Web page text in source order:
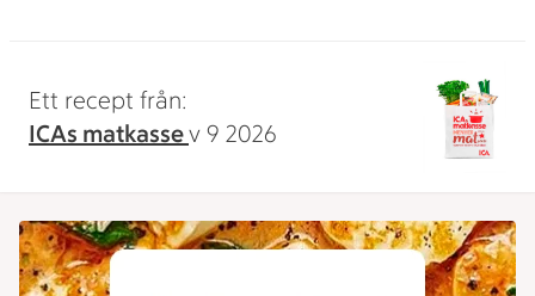
Ett recept från:
ICAs matkassev 9 2026